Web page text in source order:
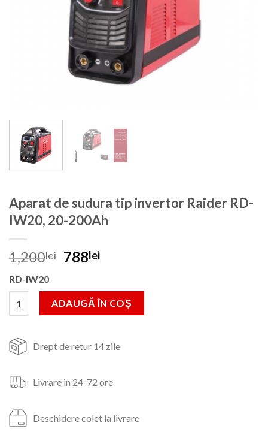
Aparat de sudura tip invertor Raider RD-
IW20, 20-200Ah
1,200lei Prețul
fost:
1,200lei.
788leiPrețul
788lei.
RD-IW20
Cantitate Aparat de sudura tip invertor Raider RD-IW20, 20-
ADAUGĂ ÎN COȘ
Drept de retur 14 zile
Livrare in 24-72 ore
Deschidere colet la livrare